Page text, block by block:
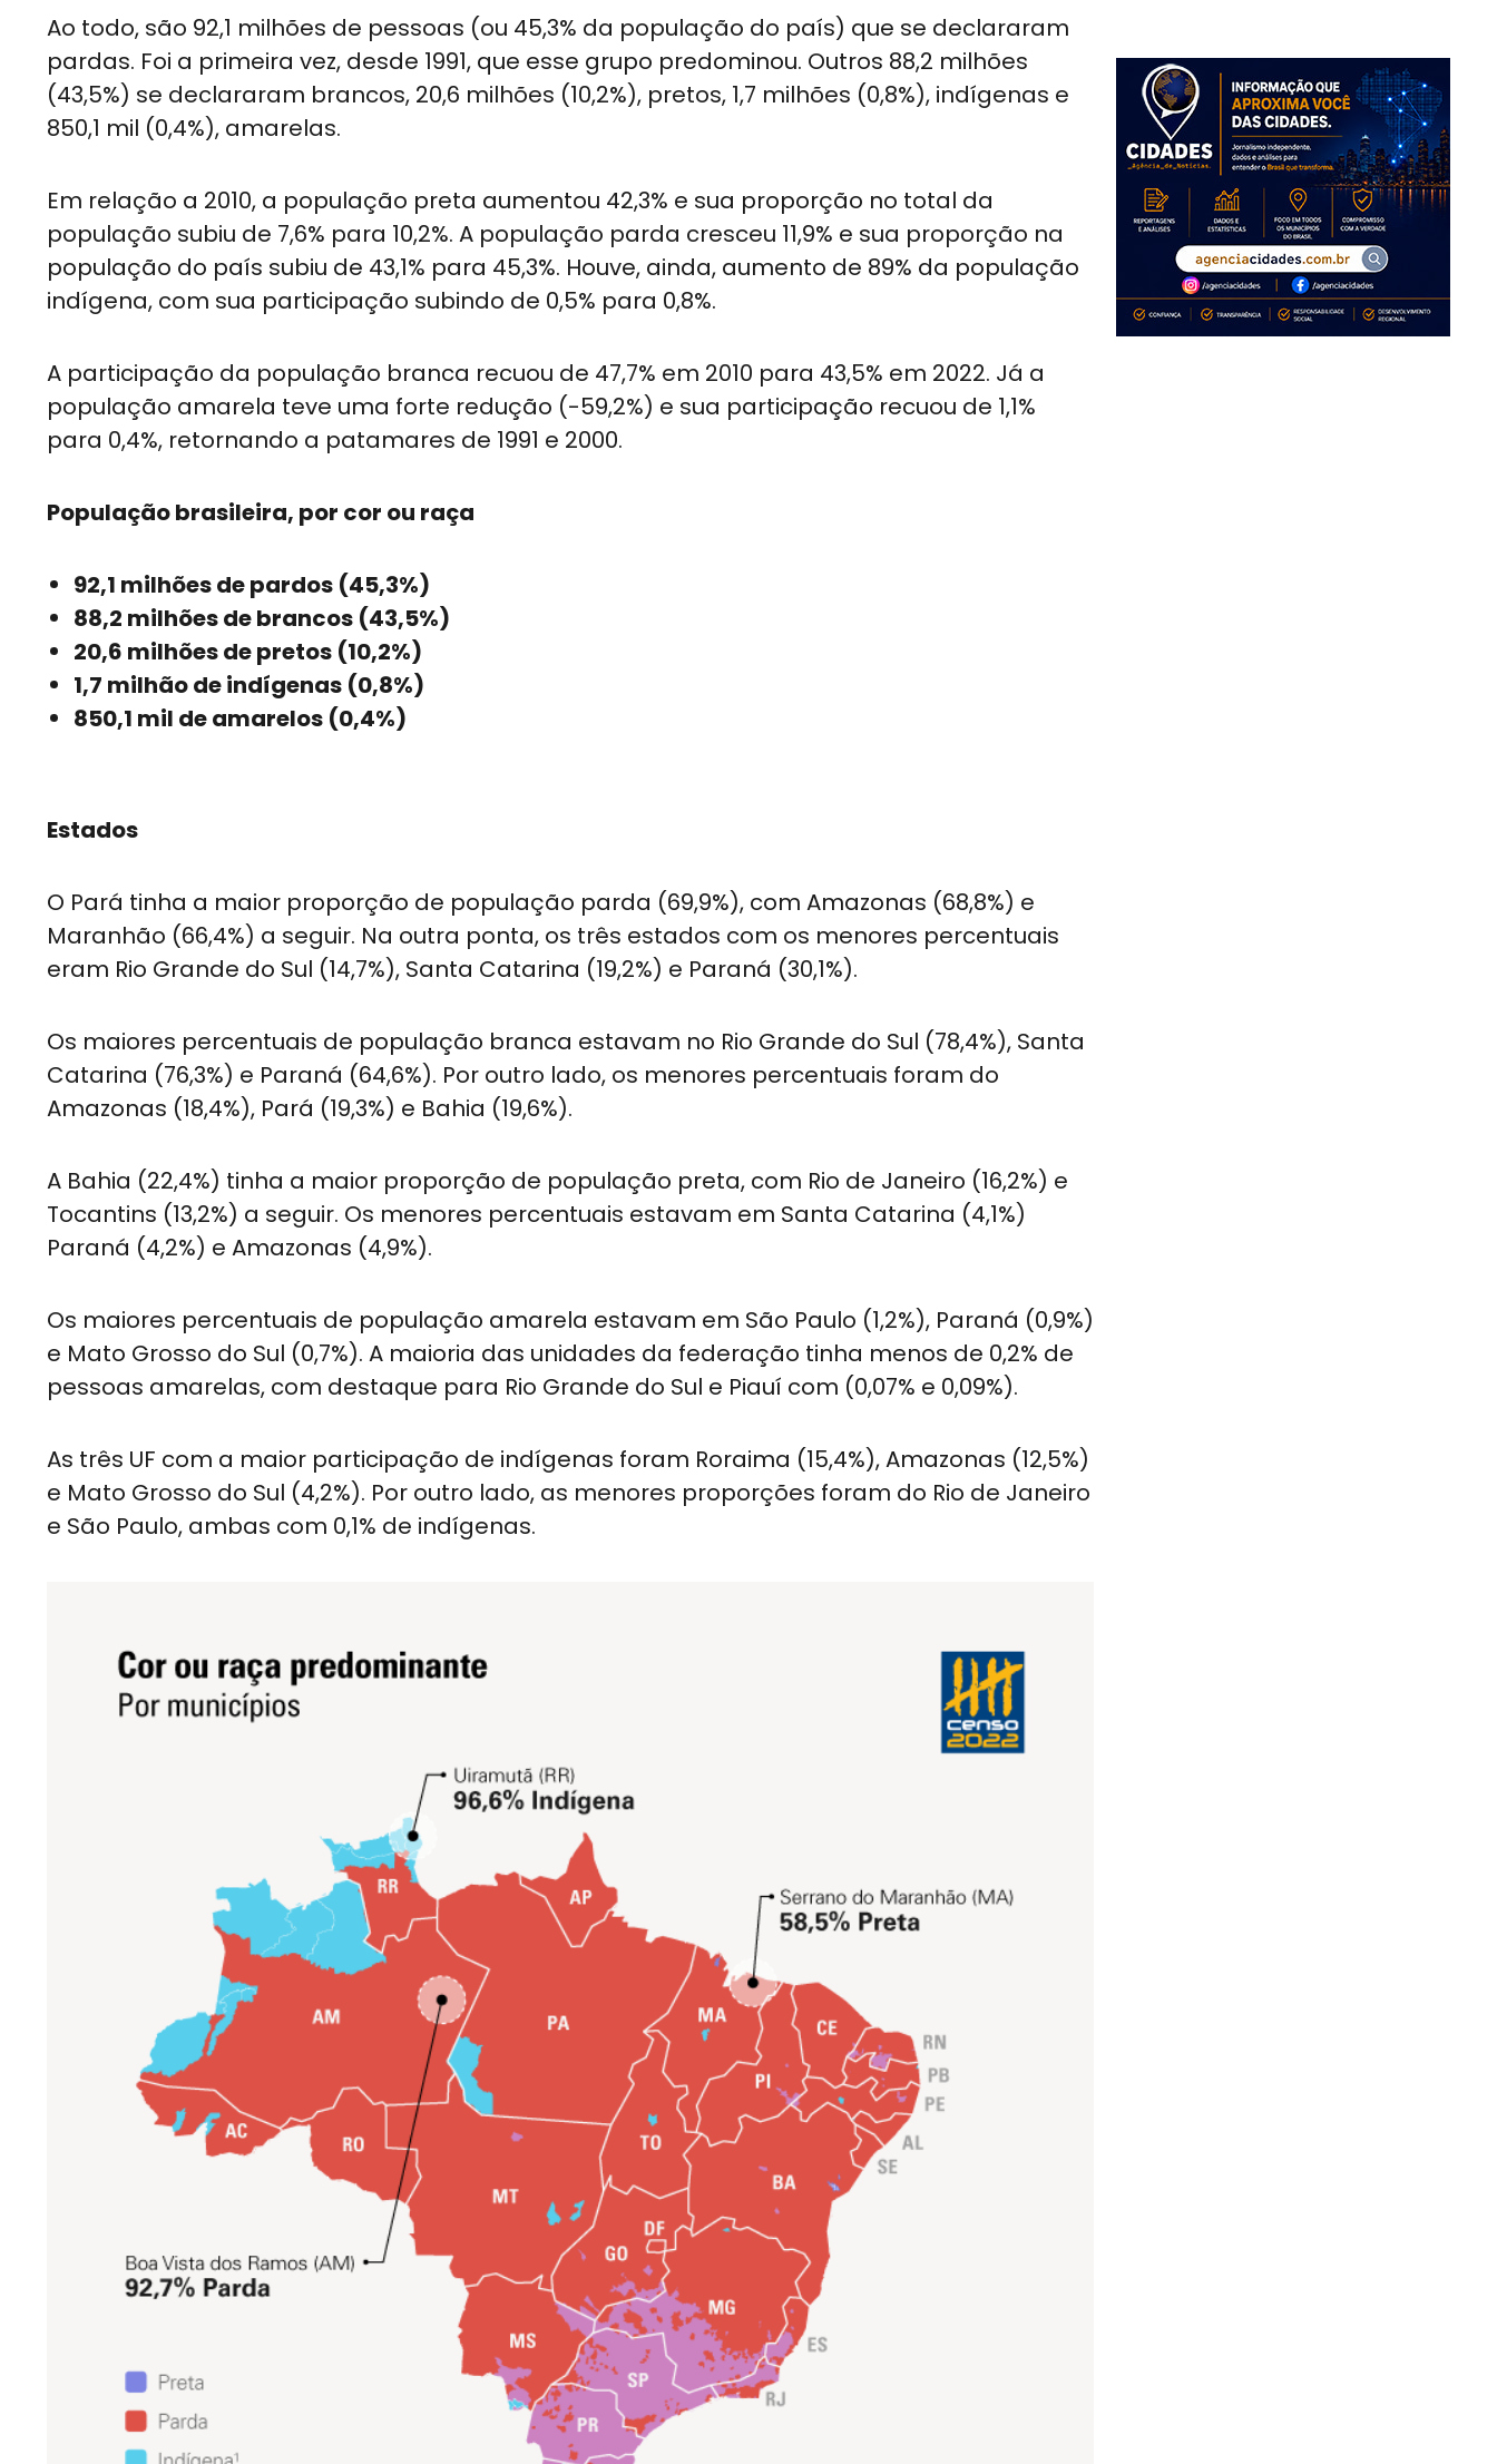
Ao todo, são 92,1 milhões de pessoas (ou 45,3% da população do país) que se declararam
pardas. Foi a primeira vez, desde 1991, que esse grupo predominou. Outros 88,2 milhões
(43,5%) se declararam brancos, 20,6 milhões (10,2%), pretos, 1,7 milhões (0,8%), indígenas e
850,1 mil (0,4%), amarelas.
Em relação a 2010, a população preta aumentou 42,3% e sua proporção no total da
população subiu de 7,6% para 10,2%. A população parda cresceu 11,9% e sua proporção na
população do país subiu de 43,1% para 45,3%. Houve, ainda, aumento de 89% da população
indígena, com sua participação subindo de 0,5% para 0,8%.
A participação da população branca recuou de 47,7% em 2010 para 43,5% em 2022. Já a
população amarela teve uma forte redução (-59,2%) e sua participação recuou de 1,1%
para 0,4%, retornando a patamares de 1991 e 2000.
População brasileira, por cor ou raça
92,1 milhões de pardos (45,3%)
88,2 milhões de brancos (43,5%)
20,6 milhões de pretos (10,2%)
1,7 milhão de indígenas (0,8%)
850,1 mil de amarelos (0,4%)
Estados
O Pará tinha a maior proporção de população parda (69,9%), com Amazonas (68,8%) e
Maranhão (66,4%) a seguir. Na outra ponta, os três estados com os menores percentuais
eram Rio Grande do Sul (14,7%), Santa Catarina (19,2%) e Paraná (30,1%).
Os maiores percentuais de população branca estavam no Rio Grande do Sul (78,4%), Santa
Catarina (76,3%) e Paraná (64,6%). Por outro lado, os menores percentuais foram do
Amazonas (18,4%), Pará (19,3%) e Bahia (19,6%).
A Bahia (22,4%) tinha a maior proporção de população preta, com Rio de Janeiro (16,2%) e
Tocantins (13,2%) a seguir. Os menores percentuais estavam em Santa Catarina (4,1%)
Paraná (4,2%) e Amazonas (4,9%).
Os maiores percentuais de população amarela estavam em São Paulo (1,2%), Paraná (0,9%)
e Mato Grosso do Sul (0,7%). A maioria das unidades da federação tinha menos de 0,2% de
pessoas amarelas, com destaque para Rio Grande do Sul e Piauí com (0,07% e 0,09%).
As três UF com a maior participação de indígenas foram Roraima (15,4%), Amazonas (12,5%)
e Mato Grosso do Sul (4,2%). Por outro lado, as menores proporções foram do Rio de Janeiro
e São Paulo, ambas com 0,1% de indígenas.